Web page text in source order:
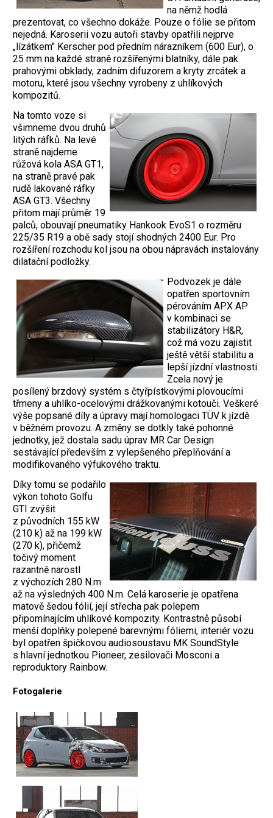
na němž hodlá
prezentovat, co všechno dokáže. Pouze o fólie se přitom
nejedná. Karoserii vozu autoři stavby opatřili nejprve
„lízátkem" Kerscher pod předním nárazníkem (600 Eur), o
25 mm na každé straně rozšířenými blatníky, dále pak
prahovými obklady, zadním difuzorem a kryty zrcátek a
motoru, které jsou všechny vyrobeny z uhlíkových
kompozitů.
Na tomto voze si
všimneme dvou druhů
litých ráfků. Na levé
straně najdeme
růžová kola ASA GT1,
na straně pravé pak
rudě lakované ráfky
ASA GT3. Všechny
přitom mají průměr 19
palců, obouvají pneumatiky Hankook EvoS1 o rozměru
225/35 R19 a obě sady stojí shodných 2400 Eur. Pro
rozšíření rozchodu kol jsou na obou nápravách instalovány
dilatační podložky.
Podvozek je dále
opatřen sportovním
pérováním APX AP
v kombinaci se
stabilizátory H&R,
což má vozu zajistit
ještě větší stabilitu a
lepší jízdní vlastnosti.
Zcela nový je
posílený brzdový systém s čtyřpístkovými plovoucími
třmeny a uhlíko-ocelovými drážkovanými kotouči. Veškeré
výše popsané díly a úpravy mají homologaci TÜV k jízdě
v běžném provozu. A změny se dotkly také pohonné
jednotky, jež dostala sadu úprav MR Car Design
sestávající především z vylepšeného přeplňování a
modifikovaného výfukového traktu.
Díky tomu se podařilo
výkon tohoto Golfu
GTI zvýšit
z původních 155 kW
(210 k) až na 199 kW
(270 k), přičemž
točivý moment
razantně narostl
z výchozích 280 N.m
až na výsledných 400 N.m. Celá karoserie je opatřena
matově šedou fólií, její střecha pak polepem
připomínajícím uhlíkové kompozity. Kontrastně působí
menší doplňky polepené barevnými fóliemi, interiér vozu
byl opatřen špičkovou audiosoustavu MK SoundStyle
s hlavní jednotkou Pioneer, zesilovači Mosconi a
reproduktory Rainbow.
Fotogalerie